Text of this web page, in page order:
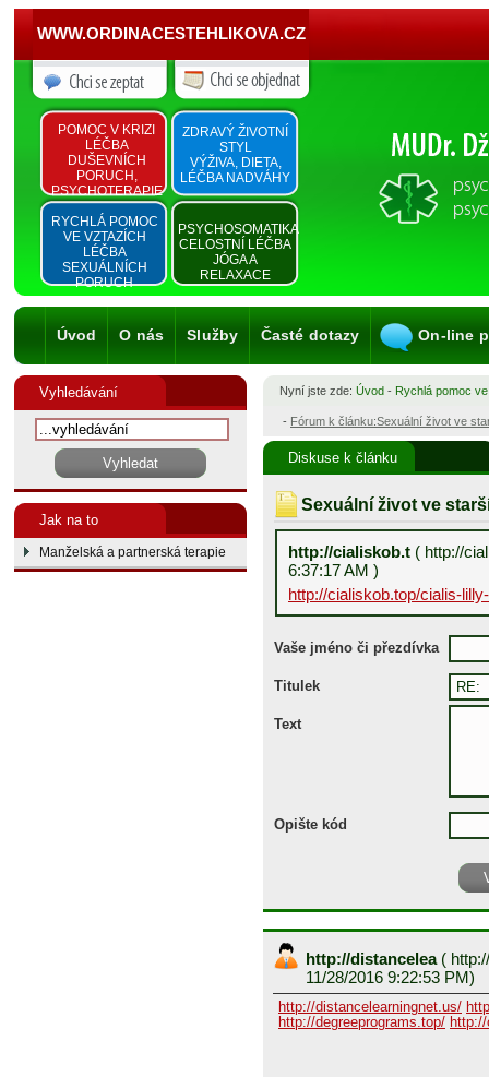
WWW.ORDINACESTEHLIKOVA.CZ
POMOC V KRIZI
LÉČBA
DUŠEVNÍCH
PORUCH,
PSYCHOTERAPIE
ZDRAVÝ ŽIVOTNÍ
STYL
VÝŽIVA, DIETA,
LÉČBA NADVÁHY
RYCHLÁ POMOC
VE VZTAZÍCH
LÉČBA
SEXUÁLNÍCH
PORUCH
PSYCHOSOMATIKA
CELOSTNÍ LÉČBA
JÓGA A
RELAXACE
Úvod O nás Služby Časté dotazy On-line
Vyhledávání
Jak na to
Manželská a partnerská terapie
Nyní jste zde: Úvod - Rychlá pomoc
- Fórum k článku:Sexuální život ve
Diskuse k článku
Sexuální život ve
http://cialiskob.t ( http://
6:37:17 AM )
http://cialiskob.top/cialis-
Vaše jméno či přezdívka
Titulek
Text
Opište kód
http://distancelea (
11/28/2016 9:22:53 PM)
http://distancelearningnet.us/
http://degreeprograms.top/